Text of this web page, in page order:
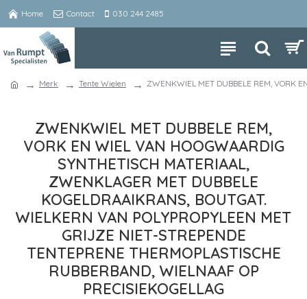
Home Contact 030 244 2485
Merk Tente Wielen ZWENKWIEL MET DUBBELE REM, VORK
ZWENKWIEL MET DUBBELE REM,
VORK EN WIEL VAN HOOGWAARDIG
SYNTHETISCH MATERIAAL,
ZWENKLAGER MET DUBBELE
KOGELDRAAIKRANS, BOUTGAT.
WIELKERN VAN POLYPROPYLEEN MET
GRIJZE NIET-STREPENDE
TENTEPRENE THERMOPLASTISCHE
RUBBERBAND, WIELNAAF OP
PRECISIEKOGELLAG